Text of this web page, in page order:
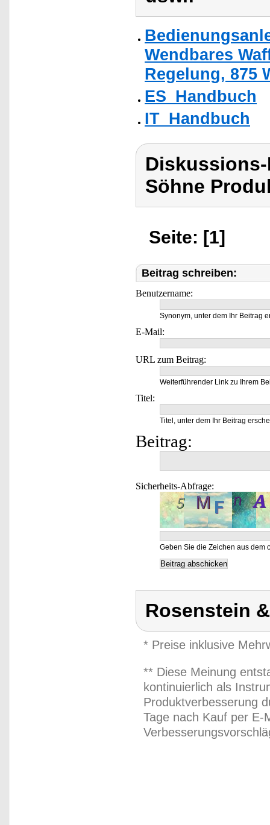
Wendbares
Regelung, 875
ES_Handbuch
IT_Handbuch
Söhne
Seite: [1]
Beitrag schreiben:
Benutzername:
Synonym, unter dem Ihr Beitrag
E-Mail:
URL zum Beitrag:
Weiterführender Link zu Ihrem
Titel:
Titel, unter dem Ihr Beitrag
Beitrag:
Sicherheits-Abfrage:
Geben Sie die Zeichen aus dem
Rosenstein
* Preise inklusive
** Diese Meinung
kontinuierlich als
Produktverbesserung
Tage nach Kauf per E-